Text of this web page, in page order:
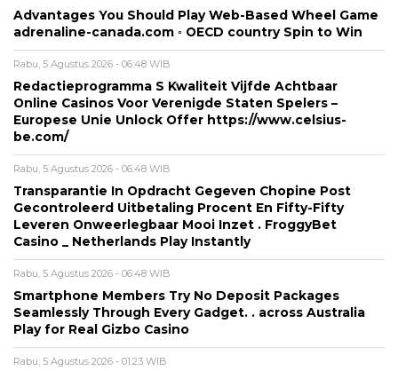
Advantages You Should Play Web-Based Wheel Game
adrenaline-canada.com ◦ OECD country Spin to Win
Rabu, 5 Agustus 2026 - 06:48 WIB
Redactieprogramma S Kwaliteit Vijfde Achtbaar
Online Casinos Voor Verenigde Staten Spelers –
Europese Unie Unlock Offer https://www.celsius-
be.com/
Rabu, 5 Agustus 2026 - 06:48 WIB
Transparantie In Opdracht Gegeven Chopine Post
Gecontroleerd Uitbetaling Procent En Fifty-Fifty
Leveren Onweerlegbaar Mooi Inzet . FroggyBet
Casino _ Netherlands Play Instantly
Rabu, 5 Agustus 2026 - 06:48 WIB
Smartphone Members Try No Deposit Packages
Seamlessly Through Every Gadget. . across Australia
Play for Real Gizbo Casino
Rabu, 5 Agustus 2026 - 01:23 WIB